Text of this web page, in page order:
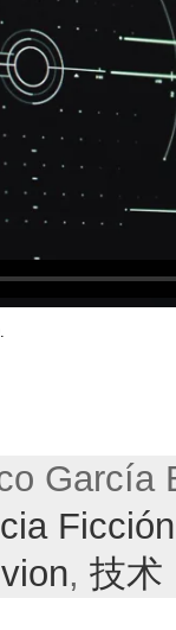
García
Ficción
, 技术